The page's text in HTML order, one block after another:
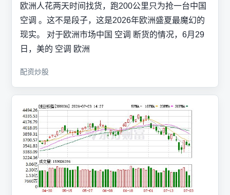
欧洲人花两天时间找货，跑200公里只为抢一台中国
空调 。这不是段子，这是2026年欧洲盛夏最魔幻的
现实。 对于欧洲市场中国 空调 断货的情况，6月29
日，美的 空调 欧洲
配资炒股